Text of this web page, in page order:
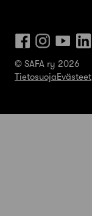
© SAFA ry 2026
TietosuojaEvästeet